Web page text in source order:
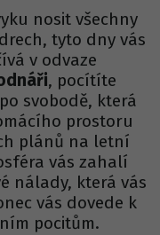
nosit všechny
tyto dny vás
v odvaze
, pocítíte
svobodě, která
prostoru
plánů na letní
vás zahalí
nálady, která vás
vás dovede k
pocitům.